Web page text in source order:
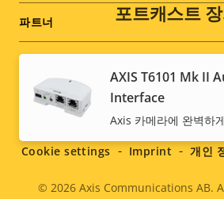
포트캐스트
AXIS T6101 Mk II
Interface
Axis 카메라에 완벽하
파트너
Social
menu
© 2026Axis Communications AB.
Cookie settings Imprint 개인